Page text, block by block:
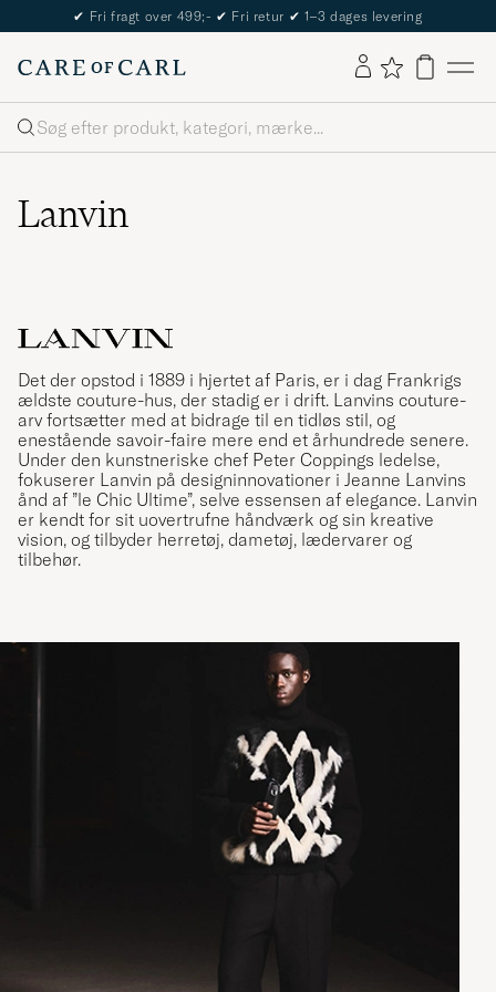
✔ Fri fragt over 499;- ✔ Fri retur ✔ 1–3 dages levering
Søg
Lanvin
Det der opstod i 1889 i hjertet af Paris, er i dag Frankrigs
ældste couture-hus, der stadig er i drift. Lanvins couture-
arv fortsætter med at bidrage til en tidløs stil, og
enestående savoir-faire mere end et århundrede senere.
Under den kunstneriske chef Peter Coppings ledelse,
fokuserer Lanvin på designinnovationer i Jeanne Lanvins
ånd af ”le Chic Ultime”, selve essensen af elegance. Lanvin
er kendt for sit uovertrufne håndværk og sin kreative
vision, og tilbyder herretøj, dametøj, lædervarer og
tilbehør.